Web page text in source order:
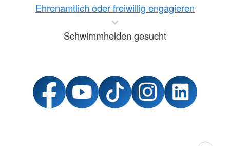
Ehrenamtlich oder freiwillig engagieren
Schwimmhelden gesucht